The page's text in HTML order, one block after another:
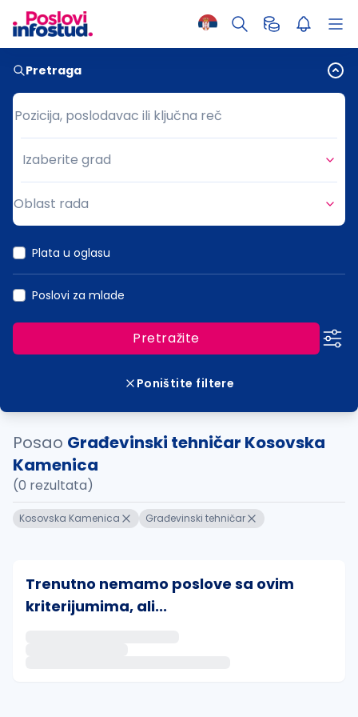
Pretraga
Pozicija, poslodavac ili ključna reč
Pozicija, poslodavac ili ključna reč
Grad
Izaberite grad
Oblast rada
Plata u oglasu
Poslovi za mlade
Pretražite
Poništite filtere
Posao Građevinski tehničar Kosovska
Kamenica
(0 rezultata)
Kosovska Kamenica Građevinski tehničar
Trenutno nemamo poslove sa ovim
kriterijumima, ali...